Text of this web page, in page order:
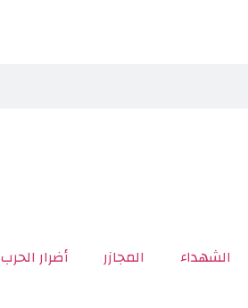
الشهداء المجازر أضرار الحرب